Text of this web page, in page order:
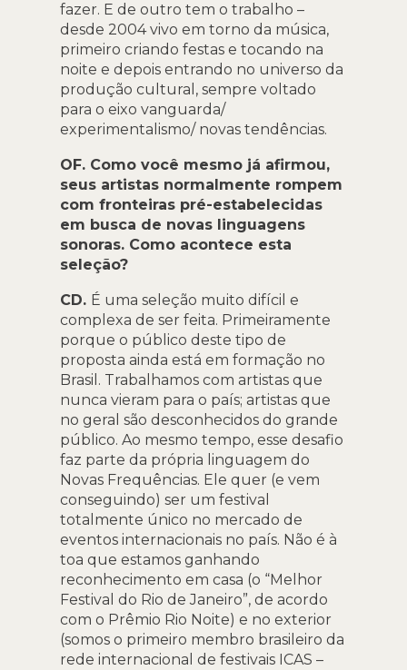
fazer. E de outro tem o trabalho –
desde 2004 vivo em torno da música,
primeiro criando festas e tocando na
noite e depois entrando no universo da
produção cultural, sempre voltado
para o eixo vanguarda/
experimentalismo/ novas tendências.
OF. Como você mesmo já afirmou,
seus artistas normalmente rompem
com fronteiras pré-estabelecidas
em busca de novas linguagens
sonoras. Como acontece esta
seleção?
CD. É uma seleção muito difícil e
complexa de ser feita. Primeiramente
porque o público deste tipo de
proposta ainda está em formação no
Brasil. Trabalhamos com artistas que
nunca vieram para o país; artistas que
no geral são desconhecidos do grande
público. Ao mesmo tempo, esse desafio
faz parte da própria linguagem do
Novas Frequências. Ele quer (e vem
conseguindo) ser um festival
totalmente único no mercado de
eventos internacionais no país. Não é à
toa que estamos ganhando
reconhecimento em casa (o “Melhor
Festival do Rio de Janeiro”, de acordo
com o Prêmio Rio Noite) e no exterior
(somos o primeiro membro brasileiro da
rede internacional de festivais ICAS –